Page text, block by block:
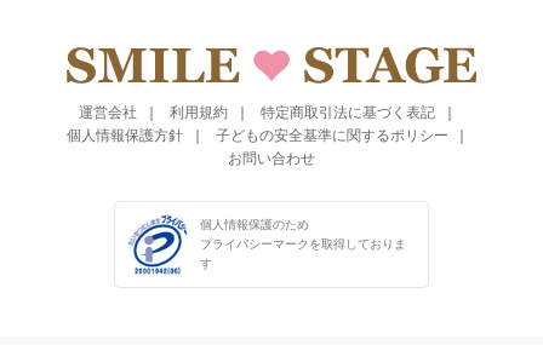
運営会社 利用規約
特定商取引法に基づく表記
個人情報保護方針
子どもの安全基準に関するポリシー
お問い合わせ
個人情報保護のため
プライバシーマークを取得しておりま
す